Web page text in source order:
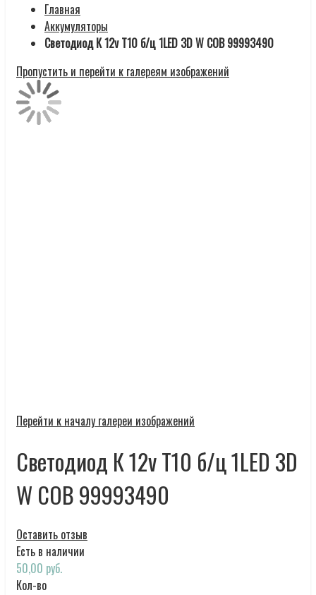
Главная
Аккумуляторы
Светодиод К 12v T10 б/ц 1LED 3D W СОВ 99993490
Пропустить и перейти к галереям изображений
Перейти к началу галереи изображений
Светодиод К 12v T10 б/ц 1LED 3D
W СОВ 99993490
Оставить отзыв
Есть в наличии
50,00 руб.
Кол-во